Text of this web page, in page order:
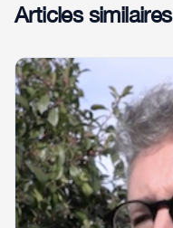
Articles similaires